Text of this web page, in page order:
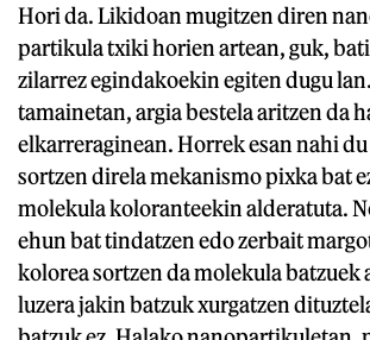
Hori da. Likidoan mugitzen diren
partikula txiki horien artean, guk,
zilarrez egindakoekin egiten dugu
tamainetan, argia bestela aritzen da
elkarreraginean. Horrek esan nahi
sortzen direla mekanismo pixka bat
molekula koloranteekin alderatuta.
ehun bat tindatzen edo zerbait
kolorea sortzen da molekula batzuek
luzera jakin batzuk xurgatzen